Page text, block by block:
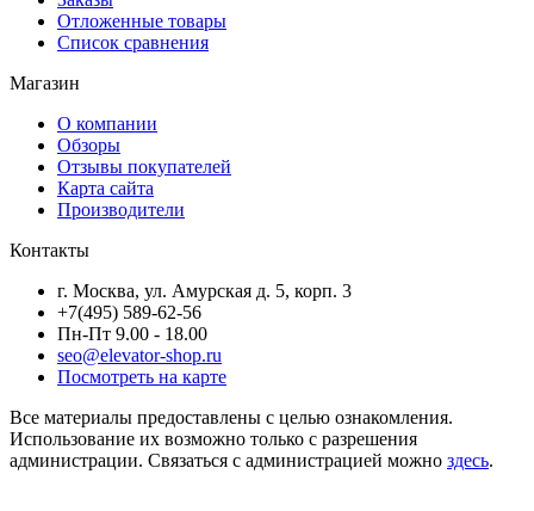
Отложенные товары
Список сравнения
Магазин
О компании
Обзоры
Отзывы покупателей
Карта сайта
Производители
Контакты
г. Москва, ул. Амурская д. 5, корп. 3
+7(495) 589-62-56
Пн-Пт 9.00 - 18.00
seo@elevator-shop.ru
Посмотреть на карте
Все материалы предоставлены с целью ознакомления.
Использование их возможно только с разрешения
администрации. Связаться с администрацией можно здесь.